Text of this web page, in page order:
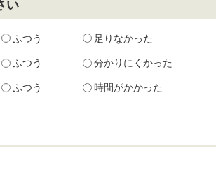
い
ふつう 足りなかった
ふつう 分かりにくかった
ふつう 時間がかかった